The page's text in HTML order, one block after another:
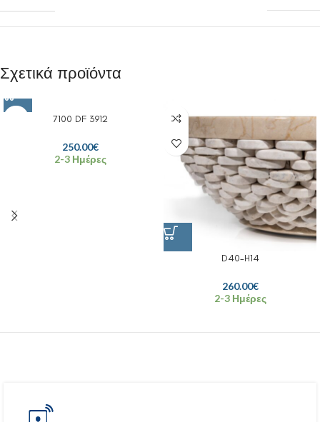
Σχετικά προϊόντα
7100 DF 3912
250.00€
2-3 Ημέρες
D40-H14
260.00€
2-3 Ημέρες